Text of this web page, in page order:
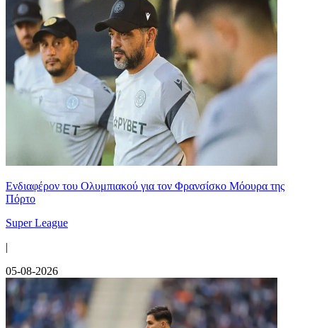
Ενδιαφέρον του Ολυμπιακού για τον Φρανσίσκο Μόουρα της
Πόρτο
Super League
|
05-08-2026